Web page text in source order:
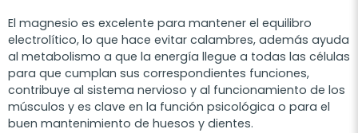
El magnesio es excelente para mantener el equilibro
electrolítico, lo que hace evitar calambres, además ayuda
al metabolismo a que la energía llegue a todas las células
para que cumplan sus correspondientes funciones,
contribuye al sistema nervioso y al funcionamiento de los
músculos y es clave en la función psicológica o para el
buen mantenimiento de huesos y dientes.